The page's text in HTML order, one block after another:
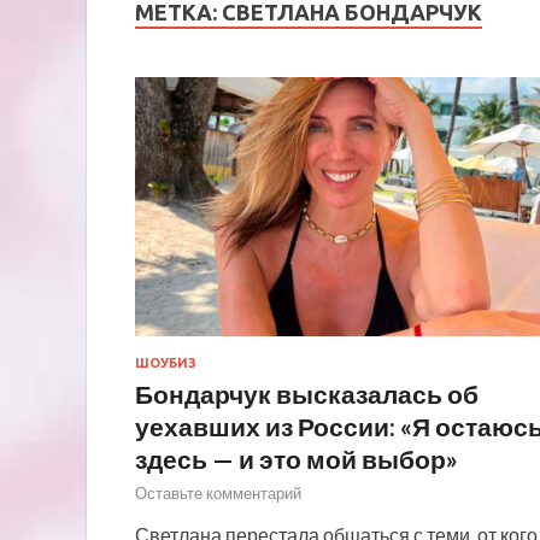
МЕТКА: СВЕТЛАНА БОНДАРЧУК
ШОУБИЗ
Бондарчук высказалась об
уехавших из России: «Я
здесь — и это мой выбор»
Оставьте комментарий
Светлана перестала общаться с теми, от кого